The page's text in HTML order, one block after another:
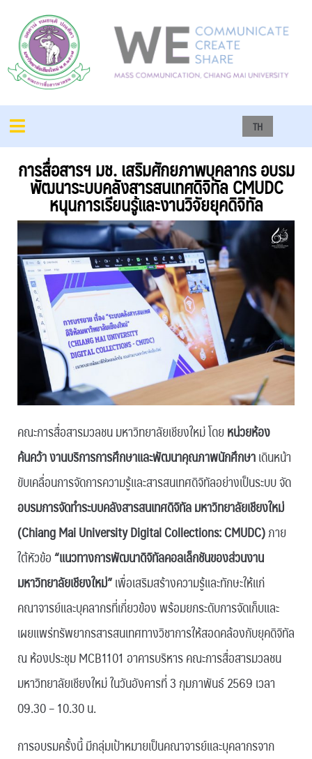
TH
การสื่อสารฯ มช. เสริมศักยภาพบุคลากร อบรม
พัฒนาระบบคลังสารสนเทศดิจิทัล CMUDC
หนุนการเรียนรู้และงานวิจัยยุคดิจิทัล
คณะการสื่อสารมวลชน มหาวิทยาลัยเชียงใหม่ โดยหน่วยห้อง
ค้นคว้า งานบริการการศึกษาและพัฒนาคุณภาพนักศึกษาเดินหน้า
ขับเคลื่อนการจัดการความรู้และสารสนเทศดิจิทัลอย่างเป็นระบบ จัด
อบรมการจัดทำระบบคลังสารสนเทศดิจิทัล มหาวิทยาลัยเชียงใหม่
(Chiang Mai University Digital Collections: CMUDC)ภาย
ใต้หัวข้อ“แนวทางการพัฒนาดิจิทัลคอลเล็กชันของส่วนงาน
มหาวิทยาลัยเชียงใหม่”เพื่อเสริมสร้างความรู้และทักษะให้แก่
คณาจารย์และบุคลากรที่เกี่ยวข้อง พร้อมยกระดับการจัดเก็บและ
เผยแพร่ทรัพยากรสารสนเทศทางวิชาการให้สอดคล้องกับยุคดิจิทัล
ณ ห้องประชุม MCB1101 อาคารบริหาร คณะการสื่อสารมวลชน
มหาวิทยาลัยเชียงใหม่ ในวันอังคารที่ 3 กุมภาพันธ์ 2569 เวลา
09.30 – 10.30 น.
การอบรมครั้งนี้ มีกลุ่มเป้าหมายเป็นคณาจารย์และบุคลากรจาก